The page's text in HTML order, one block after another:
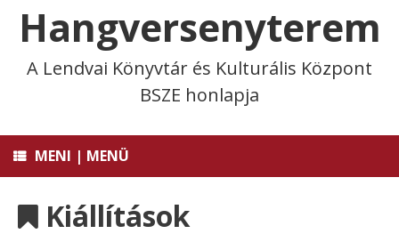
Hangversenyterem
A Lendvai Könyvtár és Kulturális Központ
BSZE honlapja
MENI | MENÜ
Kiállítások